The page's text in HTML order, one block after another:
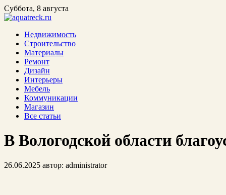
Суббота, 8 августа
Недвижимость
Строительство
Материалы
Ремонт
Дизайн
Интерьеры
Мебель
Коммуникации
Магазин
Все статьи
В Вологодской области
26.06.2025 автор: administrator